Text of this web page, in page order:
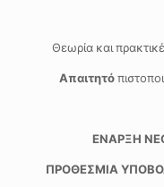
Θεωρία και
Απαιτητό
ΕΝΑΡΞΗ
ΠΡΟΘΕΣΜΙΑ